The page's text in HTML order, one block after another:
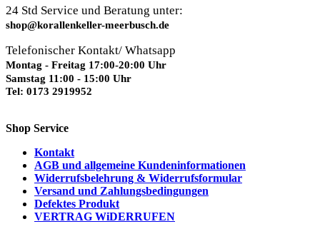
24 Std Service und Beratung unter:
shop@korallenkeller-meerbusch.de
Telefonischer Kontakt/ Whatsapp
Montag - Freitag 17:00-20:00 Uhr
Samstag 11:00 - 15:00 Uhr
Tel: 0173 2919952
Shop Service
Kontakt
AGB und allgemeine Kundeninformationen
Widerrufsbelehrung & Widerrufsformular
Versand und Zahlungsbedingungen
Defektes Produkt
VERTRAG WiDERRUFEN